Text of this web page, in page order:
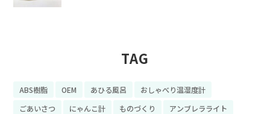
TAG
ABS樹脂 OEM あひる風呂
おしゃべり温湿度計
ごあいさつ
にゃんこ計 ものづくり
アンブレラライト